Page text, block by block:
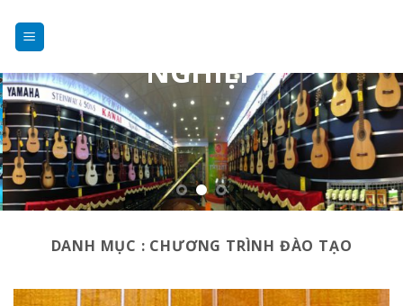
content
NGHIỆP
DANH MỤC : CHƯƠNG TRÌNH ĐÀO TẠO